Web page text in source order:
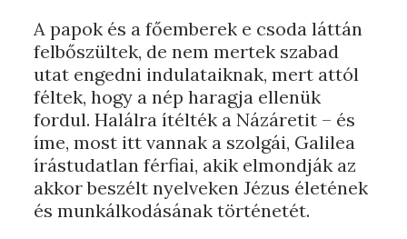
A papok és a főemberek e csoda láttán
felbőszültek, de nem mertek szabad
utat engedni indulataiknak, mert attól
féltek, hogy a nép haragja ellenük
fordul. Halálra ítélték a Názáretit – és
íme, most itt vannak a szolgái, Galilea
írástudatlan férfiai, akik elmondják az
akkor beszélt nyelveken Jézus életének
és munkálkodásának történetét.